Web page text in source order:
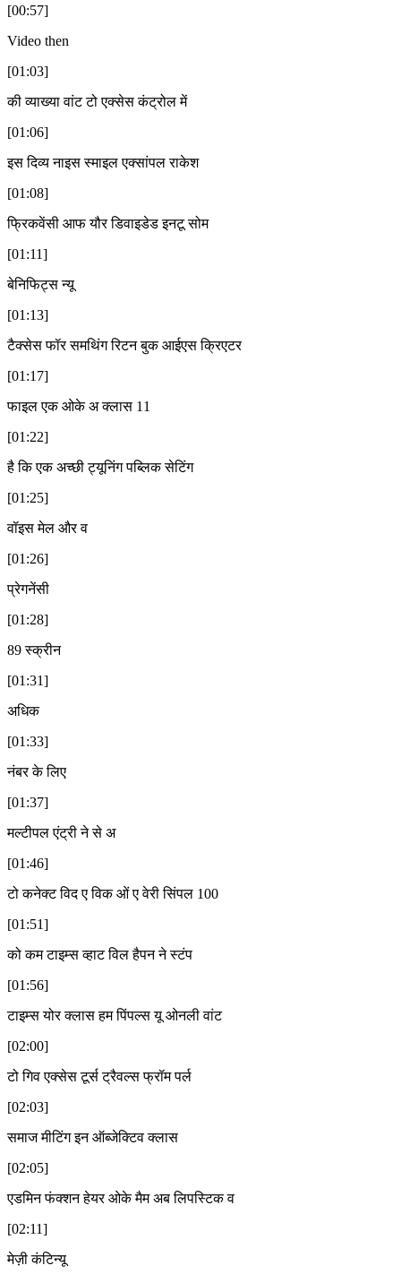
[00:57]
Video then
[01:03]
की व्याख्या वांट टो एक्सेस कंट्रोल में
[01:06]
इस दिव्य नाइस स्माइल एक्सांपल राकेश
[01:08]
फ्रिकवेंसी आफ यौर डिवाइडेड इनटू सोम
[01:11]
बेनिफिट्स न्यू
[01:13]
टैक्सेस फॉर समथिंग रिटन बुक आईएस क्रिएटर
[01:17]
फाइल एक ओके अ क्लास 11
[01:22]
है कि एक अच्छी ट्यूनिंग पब्लिक सेटिंग
[01:25]
वॉइस मेल और व
[01:26]
प्रेगनेंसी
[01:28]
89 स्क्रीन
[01:31]
अधिक
[01:33]
नंबर के लिए
[01:37]
मल्टीपल एंट्री ने से अ
[01:46]
टो कनेक्ट विद ए विक ओं ए वेरी सिंपल 100
[01:51]
को कम टाइम्स व्हाट विल हैपन ने स्टंप
[01:56]
टाइम्स योर क्लास हम पिंपल्स यू ओनली वांट
[02:00]
टो गिव एक्सेस टूर्स ट्रैवल्स फ्रॉम पर्ल
[02:03]
समाज मीटिंग इन ऑब्जेक्टिव क्लास
[02:05]
एडमिन फंक्शन हेयर ओके मैम अब लिपस्टिक व
[02:11]
मेज़ी कंटिन्यू